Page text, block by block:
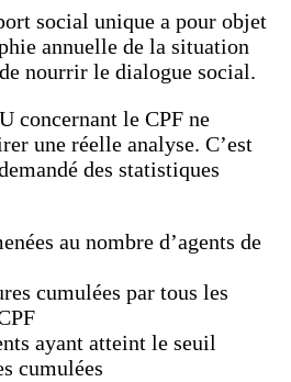
social unique a pour objet
annuelle de la situation
nourrir le dialogue social.
concernant le CPF ne
une réelle analyse. C’est
des statistiques
au nombre d’agents de
cumulées par tous les
ayant atteint le seuil
cumulées